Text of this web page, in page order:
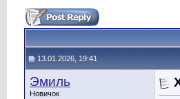
13.01.2026, 19:41
Эмиль
Новичок